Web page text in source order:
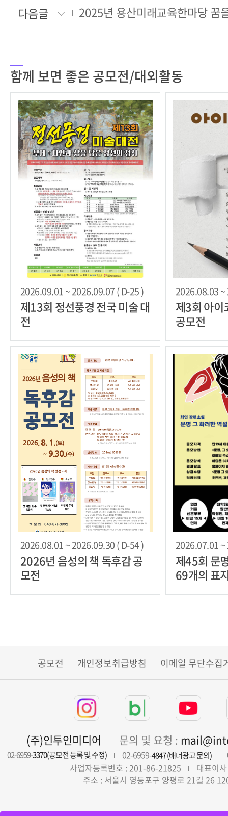
다음글
함께 보면 좋은 공모전/대외활동
2026.09.01 ~ 2026.09.07 ( D-25 )
제13회 정선풍경 전국 미술 대
전
2026.08.03 ~
제3회 아이
공모전
2026.08.01 ~ 2026.09.30 ( D-54 )
2026년 음성의 책 독후감 공
모전
2026.07.01 ~
제45회 문
69개의 표
공모전 개인정보취급방침 이메일 무단수집
(주)인투인미디어 문의 및 요청 :
02-6959-3370(공모전 등록 및 수정) 02-6959-4847 (배너광고 문의)
사업자등록번호 : 201-86-21825
대표이
주소 : 서울시 영등포구 양평로 21길 26